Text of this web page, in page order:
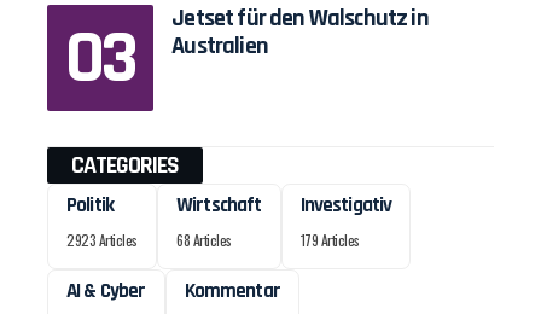
Jetset für den Walschutz in
Australien
CATEGORIES
Politik
2923 Articles
Wirtschaft
68 Articles
Investigativ
179 Articles
AI & Cyber Kommentar